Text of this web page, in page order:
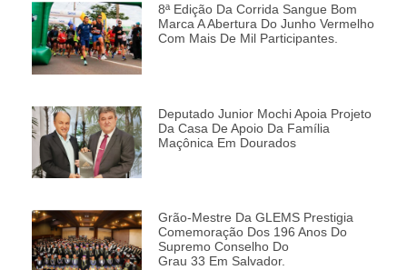
8ª Edição Da Corrida Sangue Bom
Marca A Abertura Do Junho Vermelho
Com Mais De Mil Participantes.
Deputado Junior Mochi Apoia Projeto
Da Casa De Apoio Da Família
Maçônica Em Dourados
Grão-Mestre Da GLEMS Prestigia
Comemoração Dos 196 Anos Do
Supremo Conselho Do
Grau 33 Em Salvador.